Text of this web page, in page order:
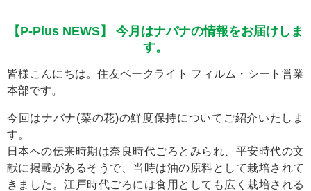
【P-Plus NEWS】 今月はナバナの情報をお届けしま
す。
皆様こんにちは。住友ベークライト フィルム・シート営業
本部です。
今回はナバナ(菜の花)の鮮度保持についてご紹介いたしま
す。
日本への伝来時期は奈良時代ごろとみられ、平安時代の文
献に掲載があるそうで、当時は油の原料として栽培されて
きました。江戸時代ごろには食用としても広く栽培される